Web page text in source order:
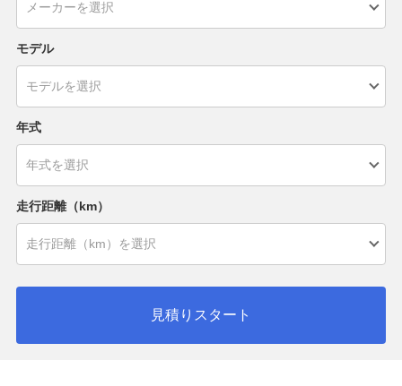
モデル
年式
走行距離（km）
見積りスタート